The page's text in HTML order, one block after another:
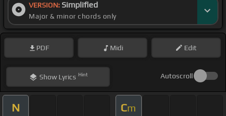
VERSION: Simplified
Major & minor chords only
PDF Midi Edit
ShowLyrics Hint Autoscroll
N Cm